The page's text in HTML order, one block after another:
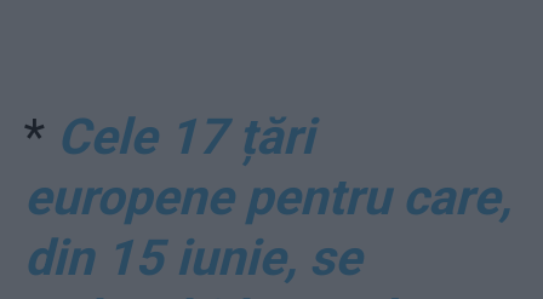
* Cele 17 țări
europene pentru care,
din 15 iunie, se